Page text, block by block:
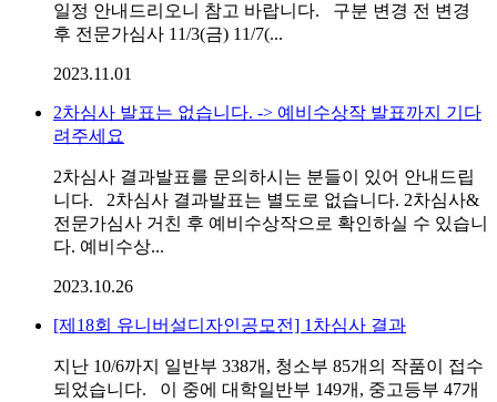
일정 안내드리오니 참고 바랍니다. 구분 변경 전 변경
후 전문가심사 11/3(금) 11/7(...
2023.11.01
2차심사 발표는 없습니다. -> 예비수상작 발표까지 기다
려주세요
2차심사 결과발표를 문의하시는 분들이 있어 안내드립
니다. 2차심사 결과발표는 별도로 없습니다. 2차심사&
전문가심사 거친 후 예비수상작으로 확인하실 수 있습니
다. 예비수상...
2023.10.26
[제18회 유니버설디자인공모전] 1차심사 결과
지난 10/6까지 일반부 338개, 청소부 85개의 작품이 접수
되었습니다. 이 중에 대학일반부 149개, 중고등부 47개